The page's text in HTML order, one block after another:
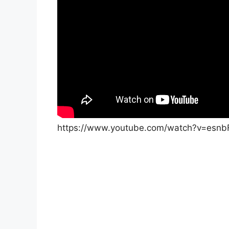
https://www.youtube.com/